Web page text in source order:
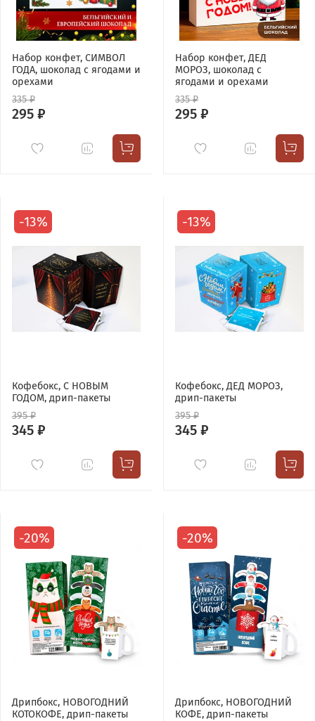
Набор конфет, СИМВОЛ
ГОДА, шоколад с ягодами и
орехами
335 ₽
295 ₽
Набор конфет, ДЕД
МОРОЗ, шоколад с
ягодами и орехами
335 ₽
295 ₽
-13%
Кофебокс, С НОВЫМ
ГОДОМ, дрип-пакеты
395 ₽
345 ₽
-13%
Кофебокс, ДЕД МОРОЗ,
дрип-пакеты
395 ₽
345 ₽
-20%
Дрипбокс, НОВОГОДНИЙ
КОТОКОФЕ, дрип-пакеты
-20%
Дрипбокс, НОВОГОДНИЙ
КОФЕ, дрип-пакеты